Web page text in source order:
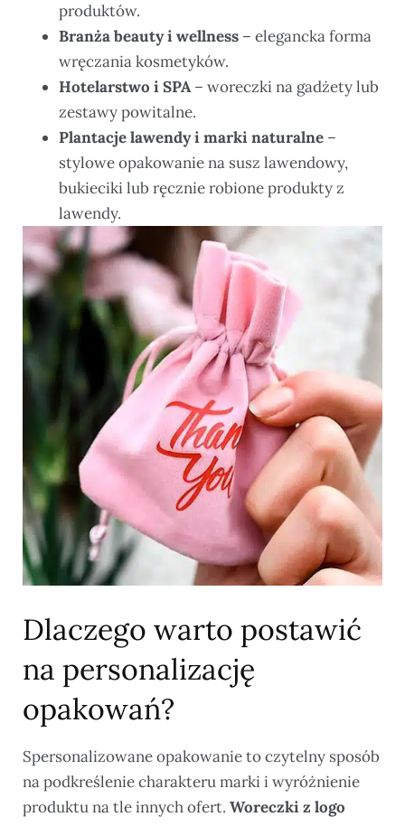
produktów.
Branża beauty i wellness – elegancka forma
wręczania kosmetyków.
Hotelarstwo i SPA– woreczki na gadżety lub
zestawy powitalne.
Plantacje lawendy i marki naturalne –
stylowe opakowanie na susz lawendowy,
bukieciki lub ręcznie robione produkty z
lawendy.
Dlaczego warto postawić
na personalizację
opakowań?
Spersonalizowane opakowanie to czytelny sposób
na podkreślenie charakteru marki i wyróżnienie
produktu na tle innych ofert. Woreczki z logo